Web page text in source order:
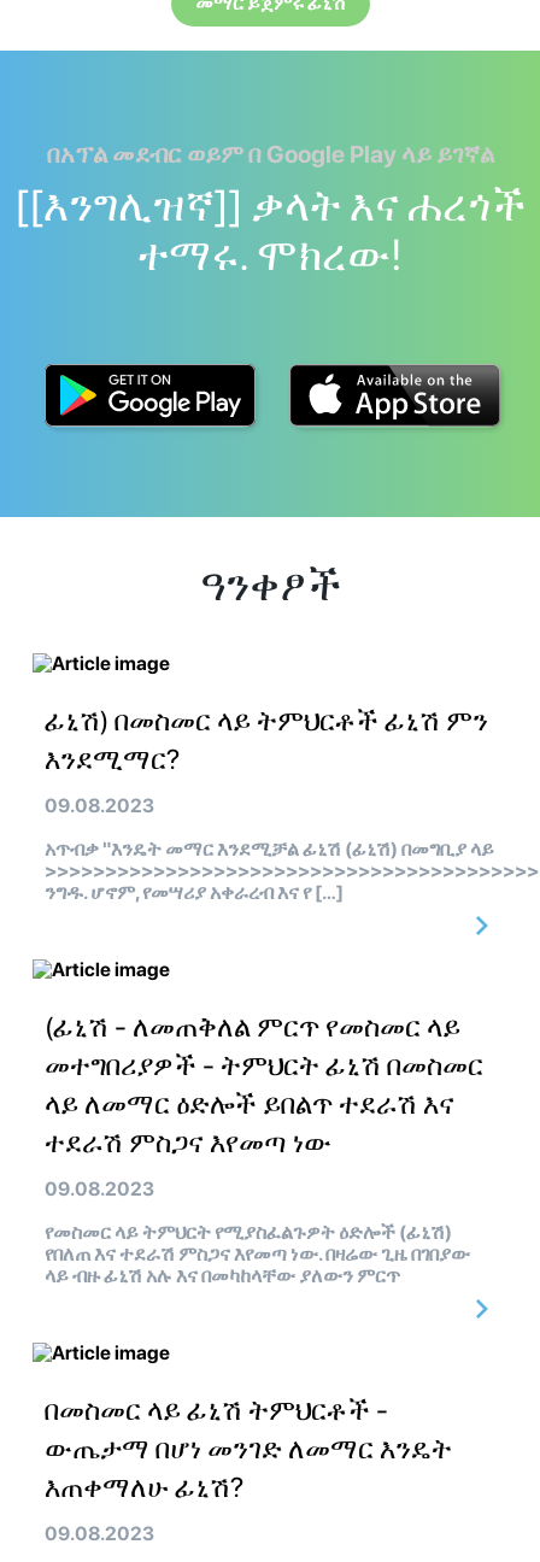
በአፕል መደብር ወይም በ Google Play ላይ ይገኛል
[[እንግሊዝኛ]] ቃላት እና ሐረጎች
ተማሩ. ሞክረው!
ዓንቀፆች
ፊኒሽ) በመስመር ላይ ትምህርቶች ፊኒሽ ምን
እንደሚማር?
09.08.2023
አጥብቃ "እንዴት መማር እንደሚቻል ፊኒሽ (ፊኒሽ) በመግቢያ ላይ
ንግዱ. ሆኖም, የመሣሪያ አቀራረብ እና የ […]
(ፊኒሽ - ለመጠቅለል ምርጥ የመስመር ላይ
መተግበሪያዎች - ትምህርት ፊኒሽ በመስመር
ላይ ለመማር ዕድሎች ይበልጥ ተደራሽ እና
ተደራሽ ምስጋና እየመጣ ነው
09.08.2023
የመስመር ላይ ትምህርት የሚያስፈልጉዎት ዕድሎች (ፊኒሽ)
የበለጠ እና ተደራሽ ምስጋና እየመጣ ነው. በዛሬው ጊዜ በገበያው
ላይ ብዙ ፊኒሽ አሉ እና በመካከላቸው ያለውን ምርጥ
በመስመር ላይ ፊኒሽ ትምህርቶች -
ውጤታማ በሆነ መንገድ ለመማር እንዴት
እጠቀማለሁ ፊኒሽ?
09.08.2023